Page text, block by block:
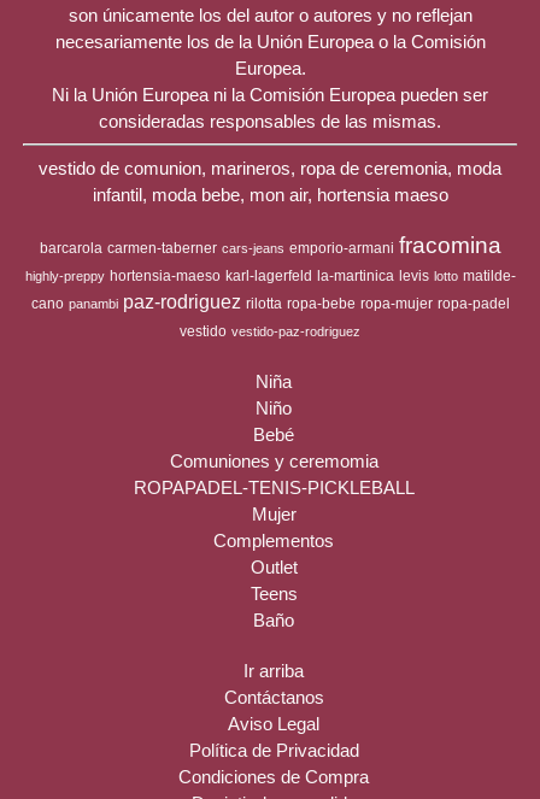
son únicamente los del autor o autores y no reflejan
necesariamente los de la Unión Europea o la Comisión
Europea.
Ni la Unión Europea ni la Comisión Europea pueden ser
consideradas responsables de las mismas.
vestido de comunion, marineros, ropa de ceremonia, moda
infantil, moda bebe, mon air, hortensia maeso
barcarola carmen-taberner cars-jeans emporio-armani fracomina
highly-preppy hortensia-maeso karl-lagerfeld la-martinica levis lotto matilde-
cano panambi paz-rodriguez rilotta ropa-bebe ropa-mujer ropa-padel
vestido vestido-paz-rodriguez
Niña
Niño
Bebé
Comuniones y ceremomia
ROPAPADEL-TENIS-PICKLEBALL
Mujer
Complementos
Outlet
Teens
Baño
Ir arriba
Contáctanos
Aviso Legal
Política de Privacidad
Condiciones de Compra